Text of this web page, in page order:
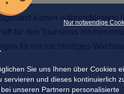
Nur notwendige
Sie uns Ihnen über Cookies
und dieses kontinuierlich
unseren Partnern personalisierte
kamen
für den Tourismus ein
für ein nachhaltiges